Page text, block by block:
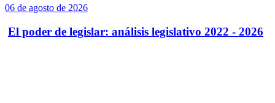
06 de agosto de 2026
El poder de legislar: análisis legislativo 2022 - 2026